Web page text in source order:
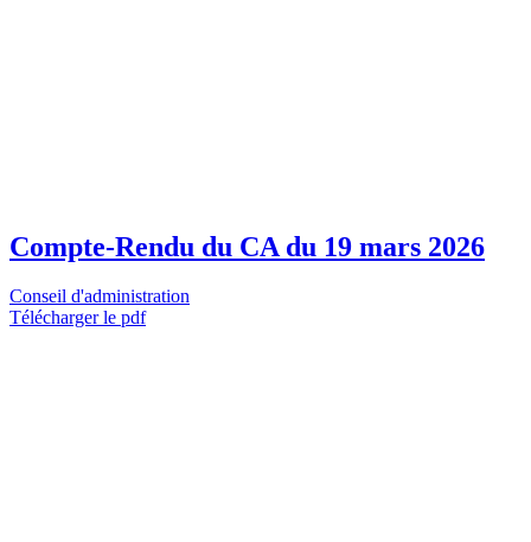
Compte-Rendu du CA du 19 mars 2026
Conseil d'administration
Télécharger le pdf